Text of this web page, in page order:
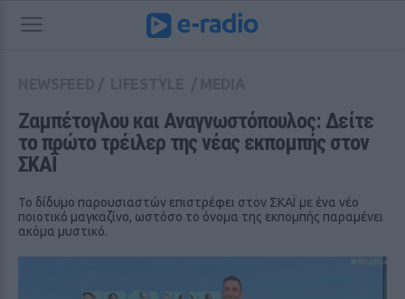
Ζαμπέτογλου και Αναγνωστόπουλος: Δείτε
το πρώτο τρέιλερ της νέας εκπομπής στον
ΣΚΑΪ
Το δίδυμο παρουσιαστών επιστρέφει στον ΣΚΑΪ με ένα νέο
ποιοτικό μαγκαζίνο, ωστόσο το όνομα της εκπομπής παραμένει
ακόμα μυστικό.